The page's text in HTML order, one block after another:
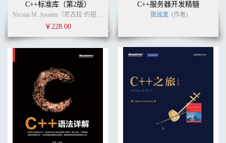
C++标准库（第2版）
Nicolai M. Josuttis（尼古拉·约祖蒂斯） (作者) 侯捷 (译者)
￥228.00
C++服务器开发精髓
张远龙 (作者)